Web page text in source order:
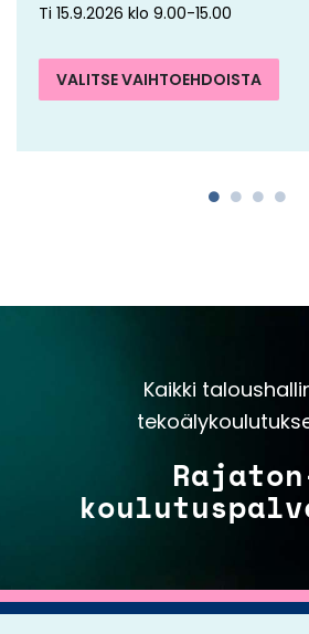
Ti 15.9.2026 klo 9.00-15.00
VALITSE VAIHTOEHDOISTA
Kaikki